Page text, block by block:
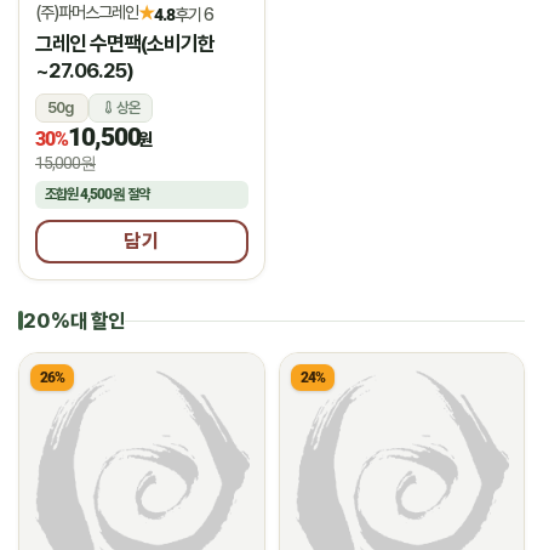
(주)파머스그레인★4.8후기 6
그레인 수면팩(소비기한
~27.06.25)
50g 상온
30%10,500원
15,000원
조합원4,500원 절약
담기
20%대 할인
26% 24%